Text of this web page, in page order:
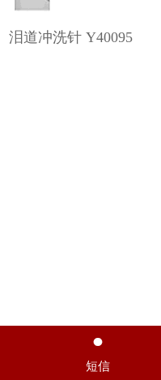
泪道冲洗针 Y40095

短信